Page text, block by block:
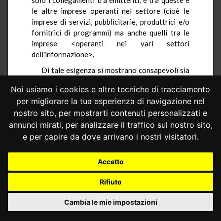
Noi usiamo i cookies e altre tecniche di tracciamento
per migliorare la tua esperienza di navigazione nel
nostro sito, per mostrarti contenuti personalizzati e
annunci mirati, per analizzare il traffico sul nostro sito,
e per capire da dove arrivano i nostri visitatori.
Accetto
Rifiuto
Cambia le mie impostazioni
le altre imprese operanti nel settore (cioè le
imprese di servizi, pubblicitarie, produttrici e/o
fornitrici di programmi) ma anche quelli tra le
imprese <operanti nei vari settori
dell'informazione>.
Di tale esigenza si mostrano consapevoli sia
sentenza di questa Corten. 225 del 1974-
sollecita la valutazione del riparto delle risorse
pubblicitarie tra stampa e televisione, sia
soprattutto la difesa della RAI (par. 5.3.), che
reputa necessaria, a salvaguardia del pluralismo,
suindicati, ma anche dei rapporti tra le imprese
televisive e quelle di stampa.
La Corte, al riguardo, non può che limitarsi a
ricordare che la regolamentazione dei rapporti
tra imprese d'informazione, come, del resto, e più